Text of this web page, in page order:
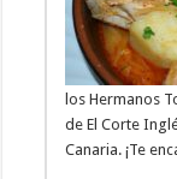
los Hermanos
de El Corte
Canaria. ¡Te